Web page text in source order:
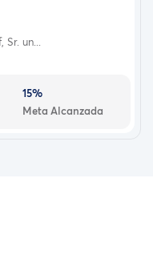
un...
15%
Meta Alcanzada